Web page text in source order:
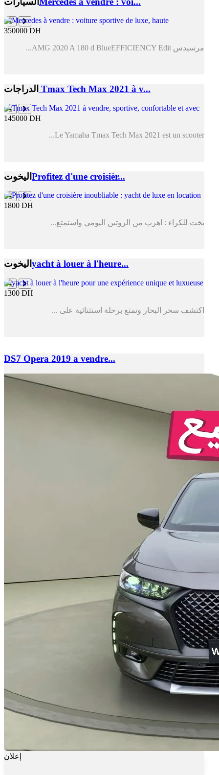
350000 DH
مرسيدس AMG 2020 A 180 d BlueEFFICIENCY Edit...
الدراجات Tmax Tech Max 2021 à v...
145000 DH
Le Yamaha Tmax Tech Max 2021 est un scooter...
اليخوت Profitez d'une croisièr...
1800 DH
يخت للكراء : اهرب من الروتين اليومي واستمتع...
اليخوت yacht à louer à l'heure...
1300 DH
اكتشف سحر البحار وتمتع برحلة استثنائية على ...
DS7 Opera 2019 a vendre...
إعلان